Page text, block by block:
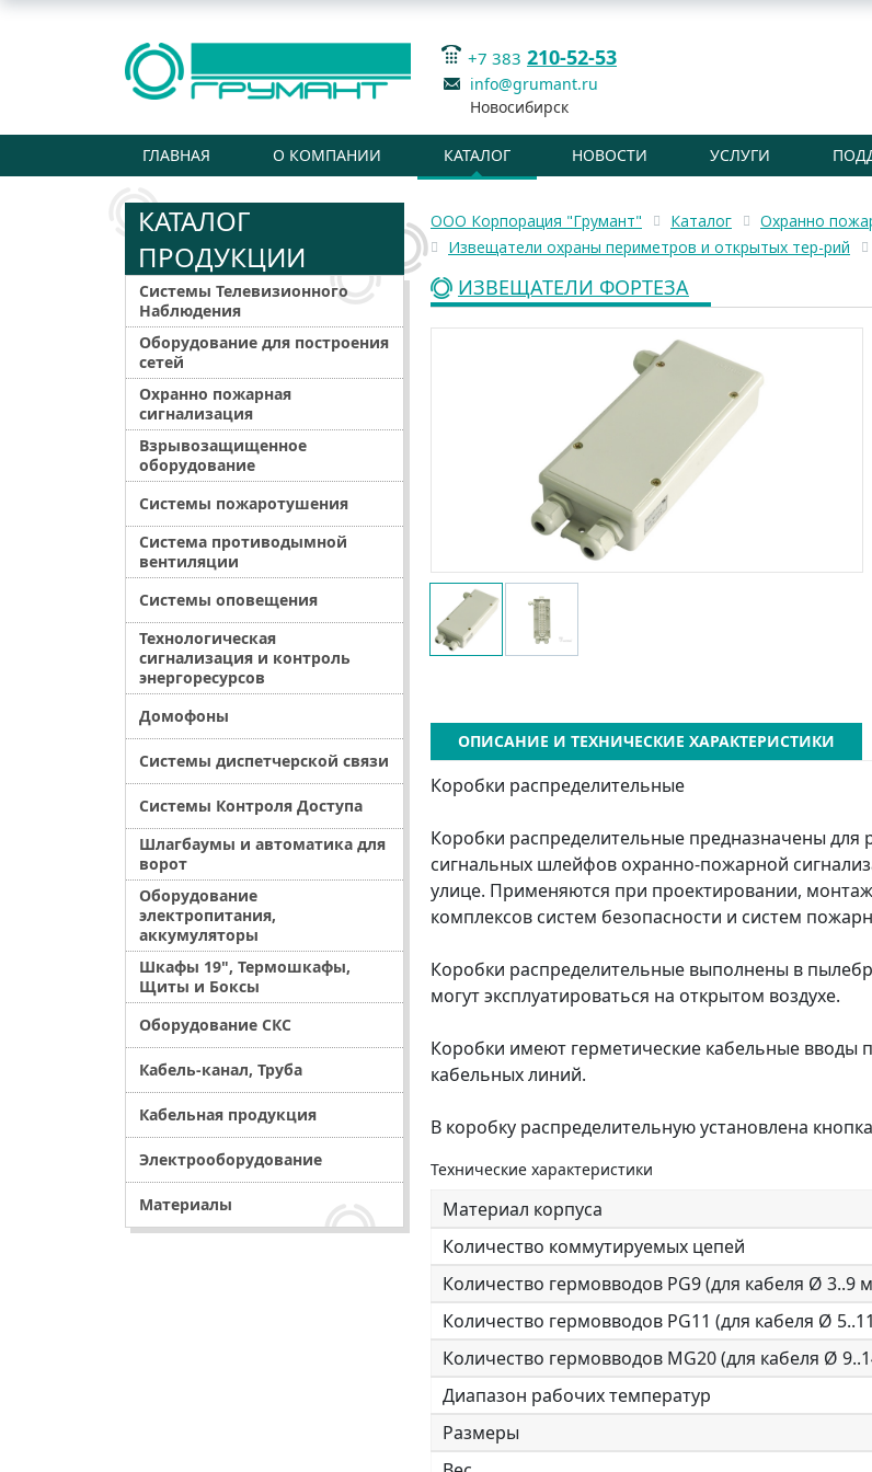
+7 383 210-52-53
info@grumant.ru
Новосибирск
ГЛАВНАЯ О КОМПАНИИ КАТАЛОГ НОВОСТИ УСЛУГИ
КАТАЛОГ
ПРОДУКЦИИ
Системы Телевизионного
Наблюдения
Оборудование для построения
сетей
Охранно пожарная
сигнализация
Взрывозащищенное
оборудование
Системы пожаротушения
Система противодымной
вентиляции
Системы оповещения
Технологическая
сигнализация и контроль
энергоресурсов
Домофоны
Системы диспетчерской связи
Системы Контроля Доступа
Шлагбаумы и автоматика для
ворот
Оборудование
электропитания,
аккумуляторы
Шкафы 19", Термошкафы,
Щиты и Боксы
Оборудование СКС
Кабель-канал, Труба
Кабельная продукция
Электрооборудование
Материалы
ООО Корпорация "Грумант" Каталог
Охранно
Извещатели охраны периметров и открытых тер-рий
ИЗВЕЩАТЕЛИ ФОРТЕЗА
ОПИСАНИЕ И ТЕХНИЧЕСКИЕ ХАРАКТЕРИСТИКИ
Коробки распределительные
Коробки распределительные предназначены
сигнальных шлейфов охранно-пожарной
улице. Применяются при проектировании,
комплексов систем безопасности и систем
Коробки распределительные выполнены в
могут эксплуатироваться на открытом воздухе.
Коробки имеют герметические кабельные вводы
кабельных линий.
В коробку распределительную установлена
Технические характеристики
Материал корпуса
Количество коммутируемых цепей
Количество гермовводов PG9 (для кабеля Ø 3..9
Количество гермовводов PG11 (для кабеля Ø
Количество гермовводов MG20 (для кабеля Ø
Диапазон рабочих температур
Размеры